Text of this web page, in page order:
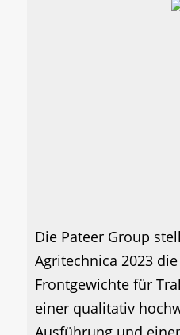
Die Pateer Group
Agritechnica 2023
Frontgewichte für
einer qualitativ